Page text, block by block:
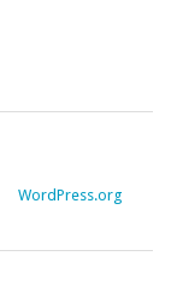
WordPress.org